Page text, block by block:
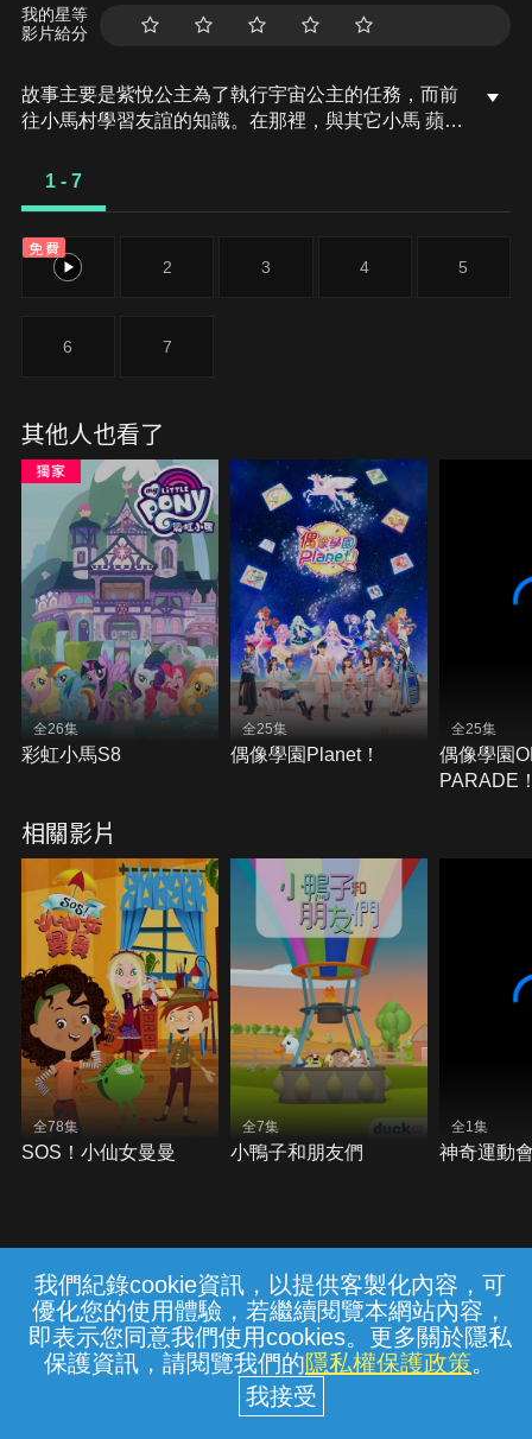
我們紀錄cookie資訊，以提供客製化內容，可
優化您的使用體驗，若繼續閱覽本網站內容，
即表示您同意我們使用cookies。更多關於隱私
保護資訊，請閱覽我們的隱私權保護政策。
我的星等
影片給分
故事主要是紫悅公主為了執行宇宙公主的任務，而前
往小馬村學習友誼的知識。在那裡，與其它小馬 蘋果
馬都代表著友誼的其中一個要素，在和諧水晶中各扮
誼問題的最好方法。
1 - 7
免費
1 2 3 4 5
6 7
其他人也看了
全26集
彩虹小馬S8
全25集
偶像學園Planet！
全25集
偶像學園
PARADE
相關影片
全78集
SOS！小仙女曼曼
全7集
小鴨子和朋友們
全1集
神奇運動
常見問題 線上客服 服務條款 隱私權保護
中華電信股份有限公司個人家庭分公司
(統一編號：96979949) © 2026
{{notifyMsg}}